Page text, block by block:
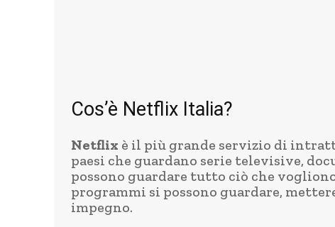
Cos’è Netflix Italia?
Netflix è il più grande servizio di
paesi che guardano serie televisive,
possono guardare tutto ciò che
programmi si possono guardare,
impegno.